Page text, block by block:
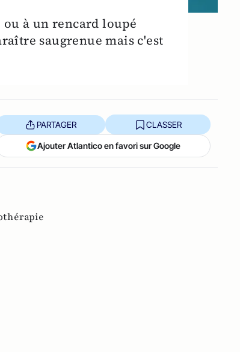
à un rencard loupé
saugrenue mais c'est
PARTAGER CLASSER
Ajouter Atlantico en favori sur Google